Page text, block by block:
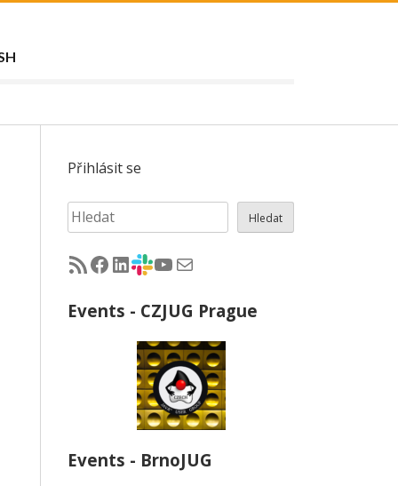
Přihlásit se
Hledat Hledat
RSS - články na jug.cz
Facebook skupina Czech Java User Group
LinkedIn skupina Czech Java User Group
CZJUG Slack fórum
CZJUG YouTube kanálCZJUG email
Events - CZJUG Prague
Events - BrnoJUG